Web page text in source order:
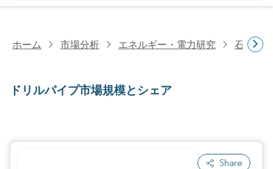
ホーム 市場分析 エネルギー・電力研究 石油・
ドリルパイプ市場規模とシェア
Share